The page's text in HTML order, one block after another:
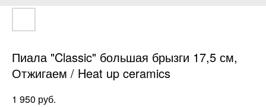
Пиала "Classic" большая брызги 17,5 см,
Отжигаем / Heat up ceramics
1 950 руб.